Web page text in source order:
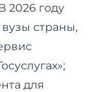
2026 году
страны,
для